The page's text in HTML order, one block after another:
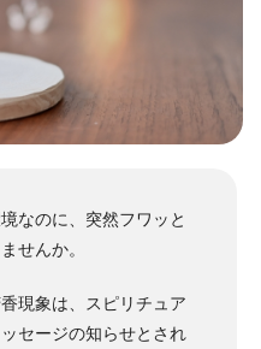
なのに、突然フワッと
せんか。
現象は、スピリチュア
セージの知らせとされ